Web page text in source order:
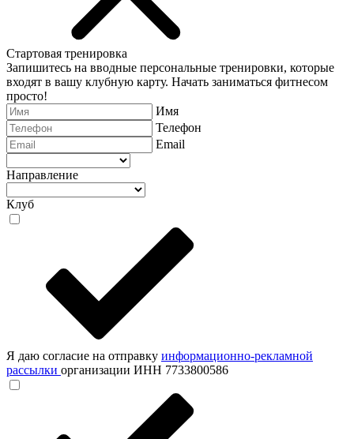
Стартовая тренировка
Запишитесь на вводные персональные тренировки, которые
входят в вашу клубную карту. Начать заниматься фитнесом
просто!
Имя
Телефон
Email
Направление
Клуб
Я даю согласие на отправку информационно-рекламной
рассылки организации ИНН 7733800586